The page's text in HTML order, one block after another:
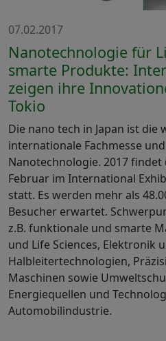
07.02.2017
Nanotechnologie für
smarte Produkte:
zeigen ihre
Tokio
Die nano tech in Japan ist die
internationale Fachmesse
Nanotechnologie. 2017 findet
Februar im International
statt. Es werden mehr als
Besucher erwartet.
z.B. funktionale und smarte
und Life Sciences, Elektronik
Halbleitertechnologien,
Maschinen sowie
Energiequellen und
Automobilindustrie.